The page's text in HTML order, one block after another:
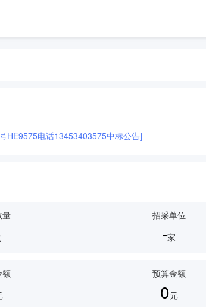
HE9575电话13453403575中标公告]
量 招采单位
-家
额 预算金额
0元